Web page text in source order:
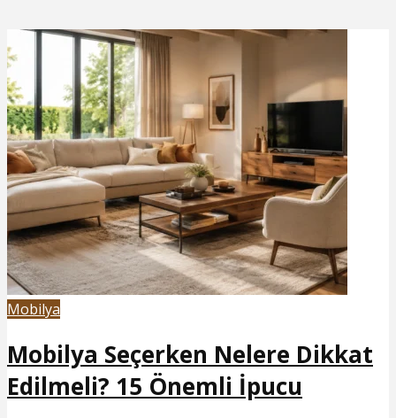
Mobilya
Mobilya Seçerken Nelere Dikkat
Edilmeli? 15 Önemli İpucu